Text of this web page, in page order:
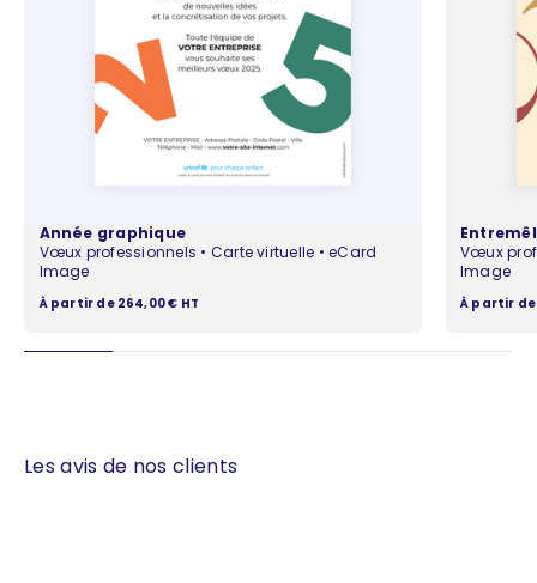
Année graphique
Vœux professionnels • Carte virtuelle • eCard
Image
Prix de vente
À partir de 264,00 € HT
Vœux
Image
Prix de
À partir de
Les avis de nos clients